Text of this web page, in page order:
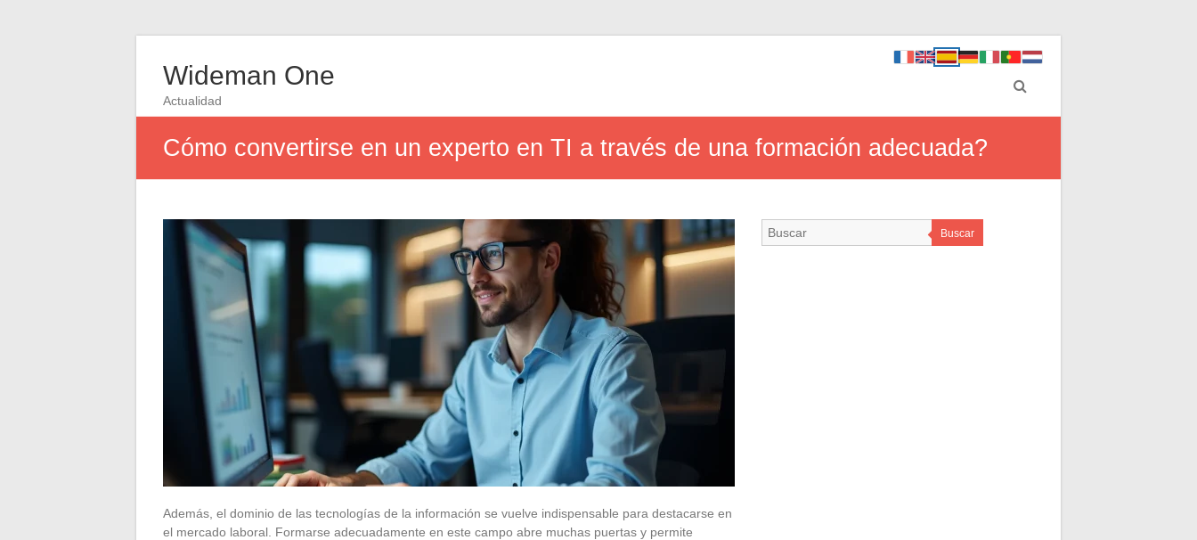
Wideman One
Actualidad
Cómo convertirse en un experto en TI a través de una formación adecuada?
Además, el dominio de las tecnologías de la información se vuelve indispensable para destacarse en
el mercado laboral. Formarse adecuadamente en este campo abre muchas puertas y permite
Buscar